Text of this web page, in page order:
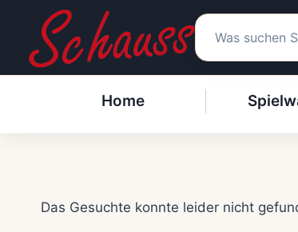
springen
Home
Das Gesuchte konnte leider nicht